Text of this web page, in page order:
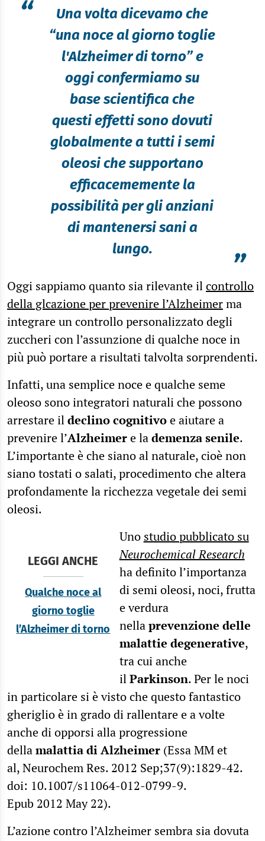
“
Una volta dicevamo che
“una noce al giorno toglie
l'Alzheimer di torno” e
oggi confermiamo su
base scientifica che
questi effetti sono dovuti
globalmente a tutti i semi
oleosi che supportano
efficacememente la
possibilità per gli anziani
di mantenersi sani a
lungo.
”
Oggi sappiamo quanto sia rilevante ilcontrollo
della glcazione per prevenire l’Alzheimerma
integrare un controllo personalizzato degli
zuccheri con l’assunzione di qualche noce in
più può portare a risultati talvolta sorprendenti.
Infatti, una semplice noce e qualche seme
oleoso sono integratori naturali che possono
arrestare ildeclino cognitivoe aiutare a
prevenire l’Alzheimere lademenza senile.
L’importante è che siano al naturale, cioè non
siano tostati o salati, procedimento che altera
profondamente la ricchezza vegetale dei semi
oleosi.
LEGGI ANCHE
Qualche noce al
giorno toglie
l’Alzheimer di torno
Uno studio pubblicato su
Neurochemical Research
ha definito l’importanza
di semi oleosi, noci, frutta
e verdura
nellaprevenzione delle
malattie degenerative,
tra cui anche
ilParkinson. Per le noci
in particolare si è visto che questo fantastico
gheriglio è in grado di rallentare e a volte
anche di opporsi alla progressione
dellamalattia di Alzheimer (Essa MM et
al, Neurochem Res. 2012 Sep;37(9):1829-42.
doi: 10.1007/s11064-012-0799-9.
Epub 2012 May 22).
L’azione contro l’Alzheimer sembra sia dovuta